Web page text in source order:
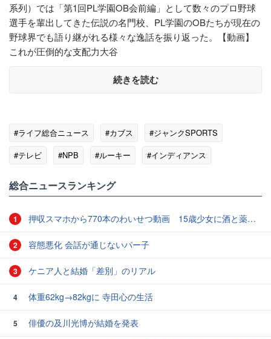
系列）では「第1回PL学園OB会前編」として数々のプロ野球
選手を輩出してきた伝説の名門校、PL学園のOBたちが現在の
野球界でも語り継がれる様々な逸話を振り返った。【動画】
これが圧倒的な支配力大谷
続きを読む
#ライフ総合ニュース #カブス
#ジャンクSPORTS
#テレビ
#NPB #ルーキー
#インディアンス
総合ニュースランキング
1 押収スマホから770本のわいせつ動画 15歳少女に酒と薬飲ませ性的暴行か 54歳男を再逮捕 「薬もありますよ」とSNSで誘い出し
2 容態悪化 会話が通じないパー子
3 ケニア人と結婚「差別」のリアル
4 体重62kg→82kgに 寺田心の生活
5
俳優の及川光博が結婚を発表